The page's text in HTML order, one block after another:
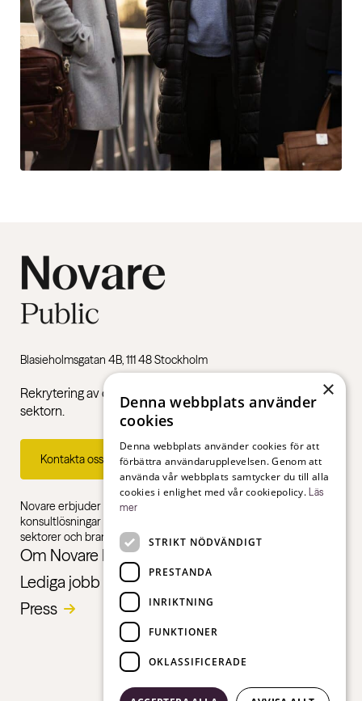
Blasieholmsgatan 4B, 111 48 Stockholm
Rekrytering av chefer och specialister inom den offentliga
sektorn.
Kontakta oss
Novare erbjuder specialistkompetens inom rekrytering,
konsultlösningar och ledarskapsutbildningar, gentemot alla
sektorer och branscher – från första jobb till chefsnivå.
Om Novare Public
Lediga jobb
Press
×
Denna webbplats använder
cookies
Denna webbplats använder cookies för att
förbättra användarupplevelsen. Genom att
använda vår webbplats samtycker du till alla
cookies i enlighet med vår cookiepolicy. Läs
mer
STRIKT NÖDVÄNDIGT
PRESTANDA
INRIKTNING
FUNKTIONER
OKLASSIFICERADE